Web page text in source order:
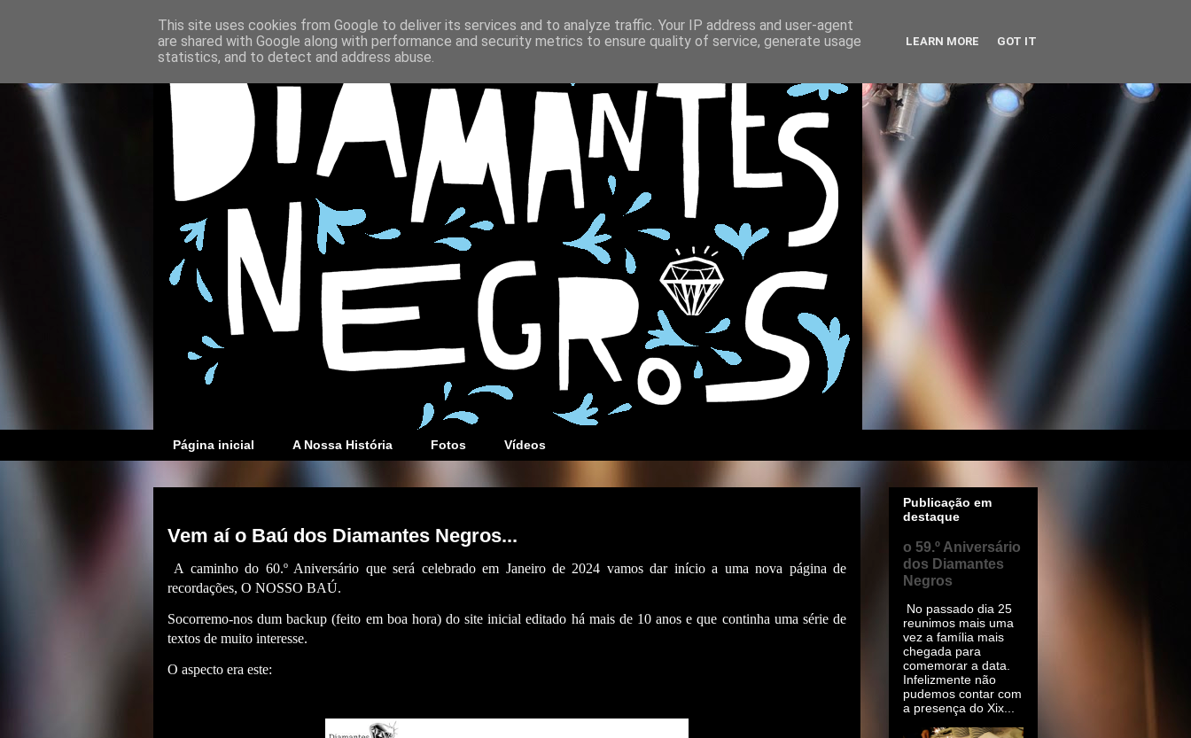
Página inicial A Nossa História Fotos Vídeos
Vem aí o Baú dos Diamantes Negros...
A caminho do 60.º Aniversário que será celebrado em Janeiro de 2024 vamos dar início a uma nova página de
recordações, O NOSSO BAÚ.
Socorremo-nos dum backup (feito em boa hora) do site inicial editado há mais de 10 anos e que continha uma série de
textos de muito interesse.
O aspecto era este:
Publicação em
destaque
o 59.º Aniversário
dos Diamantes
Negros
No passado dia 25
reunimos mais uma
vez a família mais
chegada para
comemorar a data.
Infelizmente não
pudemos contar com
a presença do Xix...
This site uses cookies from Google to deliver its services and to analyze traffic. Your IP address and user-agent
are shared with Google along with performance and security metrics to ensure quality of service, generate usage
statistics, and to detect and address abuse.
LEARN MORE GOT IT